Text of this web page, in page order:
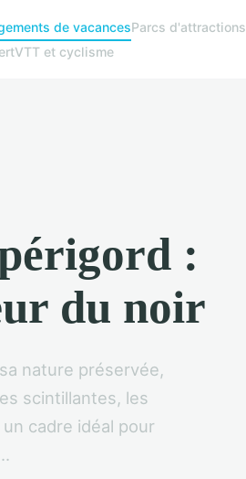
de vacancesParcs d'attractions
VTT et cyclisme
:
du noir
nature préservée,
scintillantes, les
cadre idéal pour